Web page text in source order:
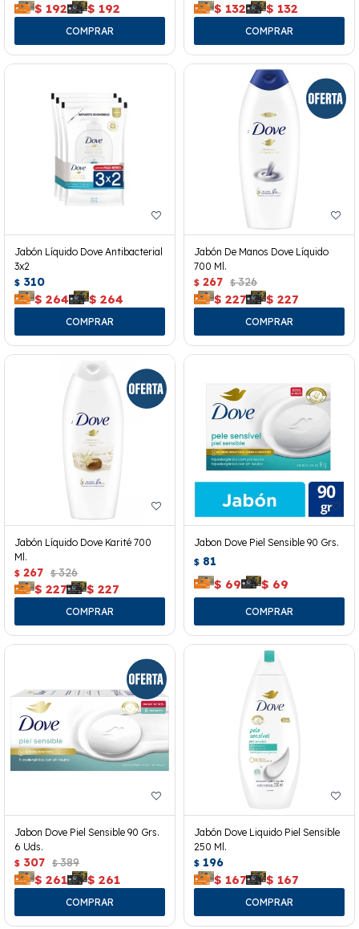
$ 192 $ 192 $ 132 $ 132
Jabón Líquido Dove Antibacterial
3x2
$ 310
$ 264 $ 264
Jabón De Manos Dove Líquido
700 Ml.
$ 267 $ 326
$ 227 $ 227
Jabón Líquido Dove Karité 700
Ml.
$ 267 $ 326
$ 227 $ 227
Jabon Dove Piel Sensible 90 Grs.
$ 81
$ 69 $ 69
Jabon Dove Piel Sensible 90 Grs.
6 Uds.
$ 307 $ 389
$ 261 $ 261
Jabón Dove Liquido Piel Sensible
250 Ml.
$ 196
$ 167 $ 167